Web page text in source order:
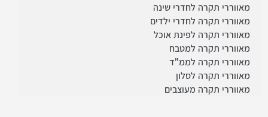
מאווררי תקרה לחדרי שינה
מאווררי תקרה לחדרי ילדים
מאווררי תקרה לפינת אוכל
מאווררי תקרה למטבח
מאווררי תקרה לממ”ד
מאווררי תקרה לסלון
מאווררי תקרה מעוצבים